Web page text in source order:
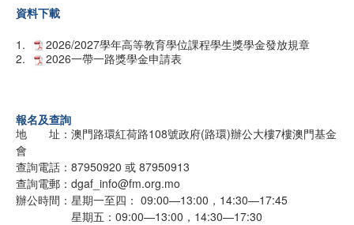
資料下載
1.
2026/2027學年高等教育學位課程學生獎學金發放規章
2.
2026一帶一路獎學金申請表
報名及查詢
地 址：澳門路環紅荷路108號政府(路環)辦公大樓7樓澳門基金
會
查詢電話：87950920 或 87950913
查詢電郵：dgaf_info@fm.org.mo
辦公時間：星期一至四： 09:00—13:00，14:30—17:45
星期五：09:00—13:00，14:30—17:30